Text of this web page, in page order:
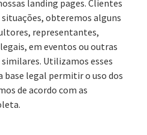
landing pages. Clientes
obteremos alguns
representantes,
em eventos ou outras
Utilizamos esses
base legal permitir o uso dos
de acordo com as